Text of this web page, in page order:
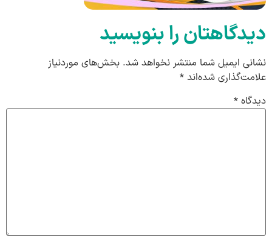
دیدگاهتان را بنویسید
نشانی ایمیل شما منتشر نخواهد شد. بخش‌های موردنیاز
علامت‌گذاری شده‌اند *
دیدگاه *